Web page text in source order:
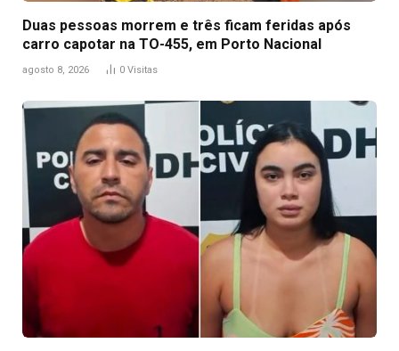
Duas pessoas morrem e três ficam feridas após
carro capotar na TO-455, em Porto Nacional
agosto 8, 2026 0 Visitas